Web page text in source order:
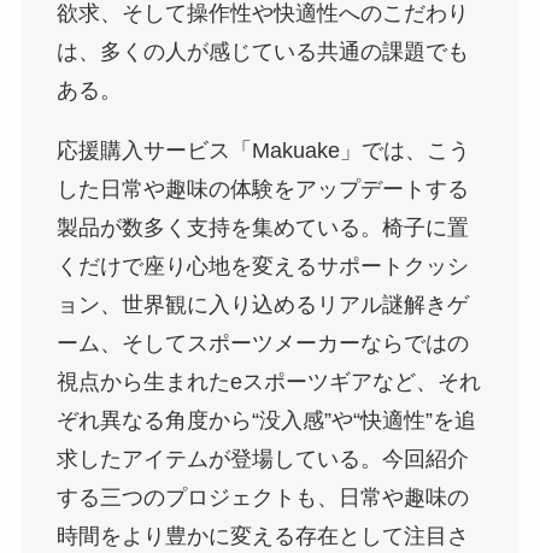
欲求、そして操作性や快適性へのこだわり
は、多くの人が感じている共通の課題でも
ある。
応援購入サービス「Makuake」では、こう
した日常や趣味の体験をアップデートする
製品が数多く支持を集めている。椅子に置
くだけで座り心地を変えるサポートクッシ
ョン、世界観に入り込めるリアル謎解きゲ
ーム、そしてスポーツメーカーならではの
視点から生まれたeスポーツギアなど、それ
ぞれ異なる角度から“没入感”や“快適性”を追
求したアイテムが登場している。今回紹介
する三つのプロジェクトも、日常や趣味の
時間をより豊かに変える存在として注目さ